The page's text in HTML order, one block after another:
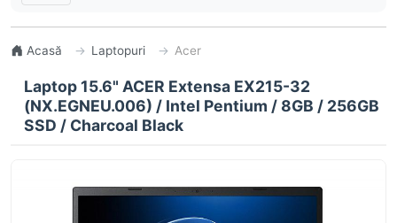
Acasă Laptopuri Acer
Laptop 15.6" ACER Extensa EX215-32
(NX.EGNEU.006) / Intel Pentium / 8GB / 256GB
SSD / Charcoal Black